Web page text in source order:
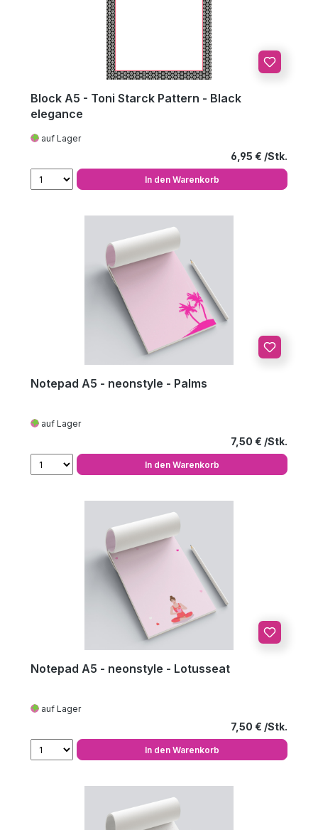
Block A5 - Toni Starck Pattern - Black
elegance
auf Lager
Regulärer
6,95 €
In den Warenkorb
Notepad A5 - neonstyle - Palms
auf Lager
Regulärer
7,50 €
In den Warenkorb
Notepad A5 - neonstyle - Lotusseat
auf Lager
Regulärer
7,50 €
In den Warenkorb